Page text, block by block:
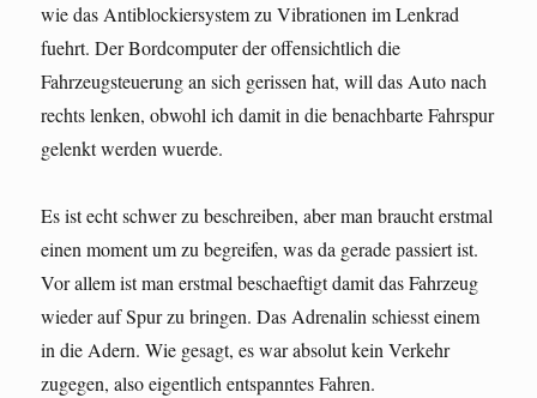
wie das Antiblockiersystem zu Vibrationen im Lenkrad
fuehrt. Der Bordcomputer der offensichtlich die
Fahrzeugsteuerung an sich gerissen hat, will das Auto nach
rechts lenken, obwohl ich damit in die benachbarte Fahrspur
gelenkt werden wuerde.
Es ist echt schwer zu beschreiben, aber man braucht erstmal
einen moment um zu begreifen, was da gerade passiert ist.
Vor allem ist man erstmal beschaeftigt damit das Fahrzeug
wieder auf Spur zu bringen. Das Adrenalin schiesst einem
in die Adern. Wie gesagt, es war absolut kein Verkehr
zugegen, also eigentlich entspanntes Fahren.